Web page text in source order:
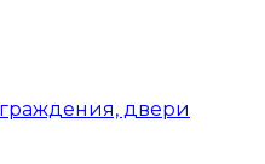
двери